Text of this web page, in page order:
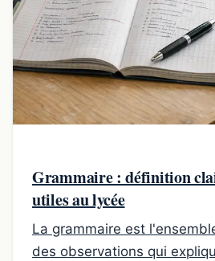
Grammaire : définition
utiles au lycée
La grammaire est
des observations qui